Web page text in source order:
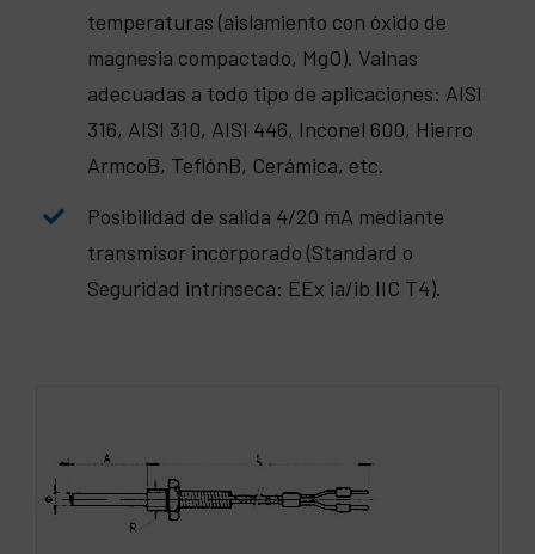
temperaturas (aislamiento con óxido de
magnesia compactado, MgO). Vainas
adecuadas a todo tipo de aplicaciones: AISI
316, AISI 310, AISI 446, Inconel 600, Hierro
ArmcoB, TeflónB, Cerámica, etc.
Posibilidad de salida 4/20 mA mediante
transmisor incorporado (Standard o
Seguridad intrínseca: EEx ia/ib IIC T4).
Sonda 111